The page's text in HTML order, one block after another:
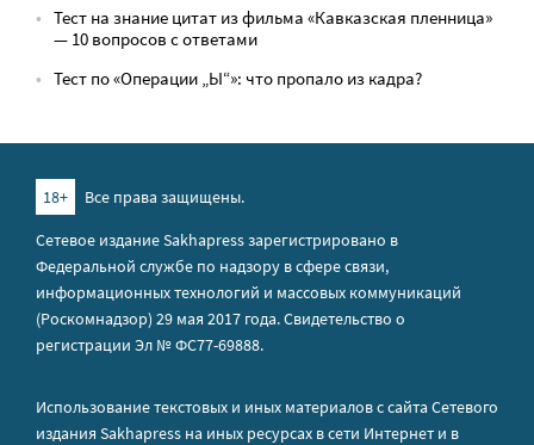
Тест на знание цитат из фильма «Кавказская пленница»
— 10 вопросов с ответами
Тест по «Операции „Ы“»: что пропало из кадра?
18+
Все права защищены.
Сетевое издание Sakhapress зарегистрировано в
Федеральной службе по надзору в сфере связи,
информационных технологий и массовых коммуникаций
(Роскомнадзор) 29 мая 2017 года. Свидетельство о
регистрации Эл № ФС77-69888.
Использование текстовых и иных материалов с сайта Сетевого
издания Sakhapress на иных ресурсах в сети Интернет и в